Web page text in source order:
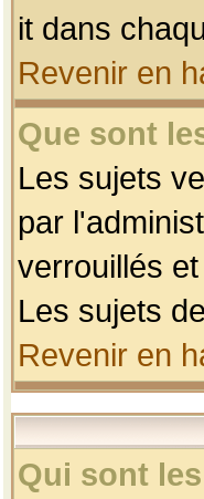
it dans
Revenir en
Que sont
Les sujets
par
verrouillés
Les sujets
Revenir en
Qui sont